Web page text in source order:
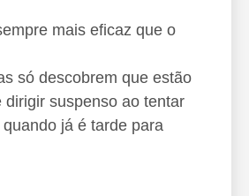
mais eficaz que o
só descobrem que estão
dirigir suspenso ao tentar
já é tarde para